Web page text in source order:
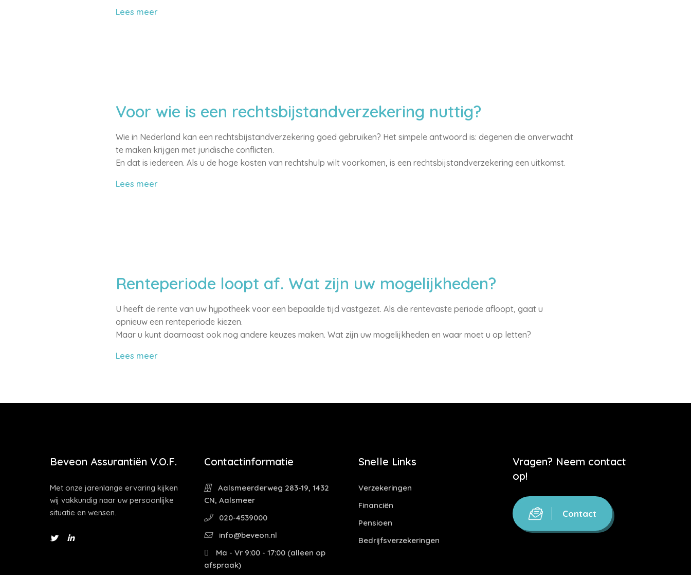
Lees meer
Voor wie is een rechtsbijstandverzekering nuttig?
Wie in Nederland kan een rechtsbijstandverzekering goed gebruiken? Het simpele antwoord is: degenen die onverwacht
te maken krijgen met juridische conflicten.
En dat is iedereen. Als u de hoge kosten van rechtshulp wilt voorkomen, is een rechtsbijstandverzekering een uitkomst.
Lees meer
Renteperiode loopt af. Wat zijn uw mogelijkheden?
U heeft de rente van uw hypotheek voor een bepaalde tijd vastgezet. Als die rentevaste periode afloopt, gaat u
opnieuw een renteperiode kiezen.
Maar u kunt daarnaast ook nog andere keuzes maken. Wat zijn uw mogelijkheden en waar moet u op letten?
Lees meer
Beveon Assurantiën V.O.F.
Met onze jarenlange ervaring kijken
wij vakkundig naar uw persoonlijke
situatie en wensen.
Contactinformatie
Aalsmeerderweg 283-19, 1432
CN, Aalsmeer
020-4539000
info@beveon.nl
Ma - Vr 9:00 - 17:00 (alleen op
afspraak)
Snelle Links
Verzekeringen
Financiën
Pensioen
Bedrijfsverzekeringen
Vragen? Neem contact
op!
Contact